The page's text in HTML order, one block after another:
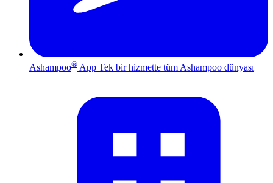
Ashampoo® App Tek bir hizmette tüm Ashampoo dünyası